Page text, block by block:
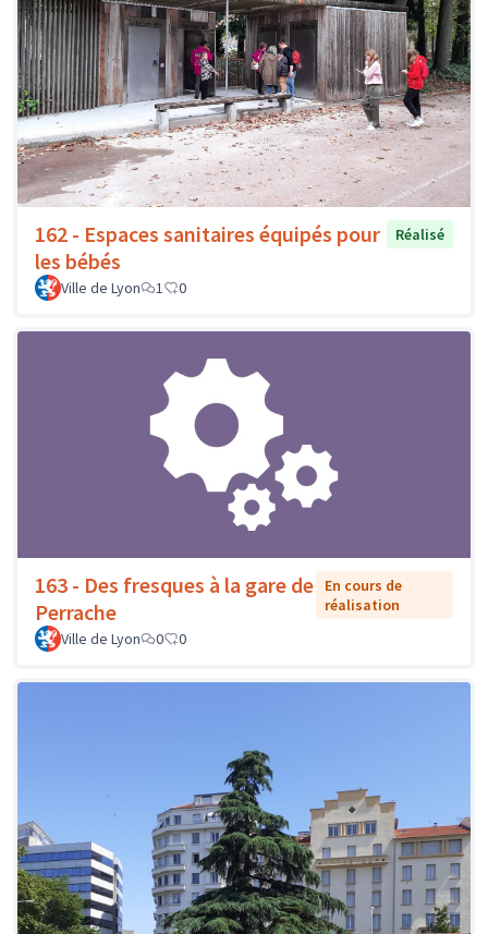
162 - Espaces sanitaires équipés pour
les bébés
Réalisé
Ville de Lyon 1 0
163 - Des fresques à la gare de
Perrache
En cours de
réalisation
Ville de Lyon
0 0